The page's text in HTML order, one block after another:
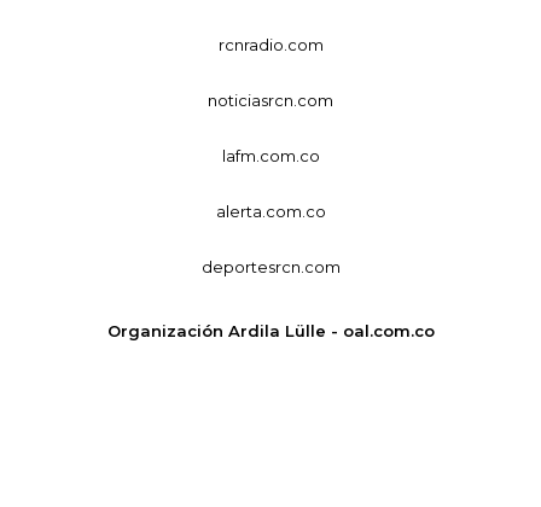
rcnradio.com
noticiasrcn.com
lafm.com.co
alerta.com.co
deportesrcn.com
Organización Ardila Lülle - oal.com.co